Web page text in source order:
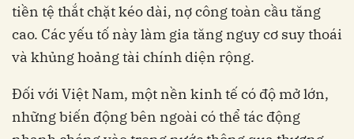
tiền tệ thắt chặt kéo dài, nợ công toàn cầu tăng
cao. Các yếu tố này làm gia tăng nguy cơ suy thoái
và khủng hoảng tài chính diện rộng.
Đối với Việt Nam, một nền kinh tế có độ mở lớn,
những biến động bên ngoài có thể tác động